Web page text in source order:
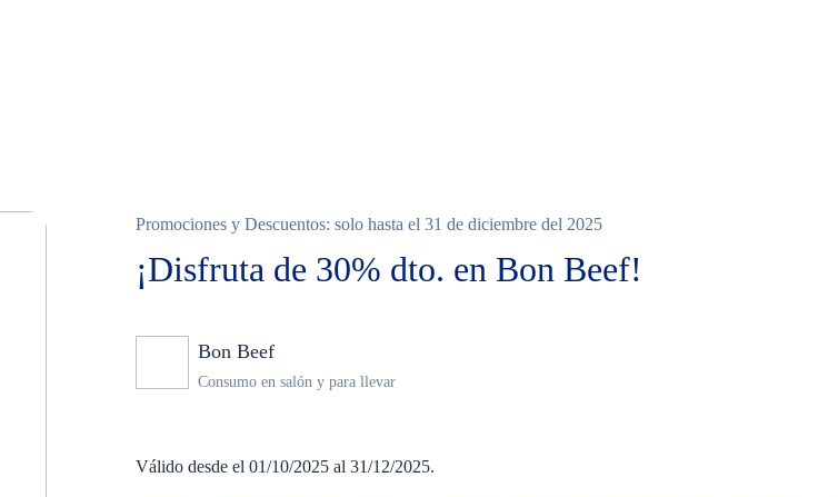
Promociones y Descuentos: solo hasta el 31 de diciembre del 2025
¡Disfruta de 30% dto. en Bon Beef!
Bon Beef
Consumo en salón y para llevar
Válido desde el 01/10/2025 al 31/12/2025.